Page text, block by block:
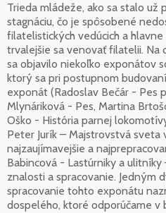
Trieda mládeže, ako sa stalo už
stagnáciu, čo je spôsobené
filatelistických vedúcich a
trvalejšie sa venovať filatelii. Na
sa objavilo niekoľko exponátov
ktorý sa pri postupnom
exponát (Radoslav Bečár - Pes
Mlynáriková - Pes, Martina
Oško - História parnej
Peter Jurík – Majstrovstvá sveta
najzaujímavejšie a
Babincová - Lastúrniky a
znalosti a spracovanie. Jedným
spracovanie tohto exponátu
dospelého, ktoré odporúčame v